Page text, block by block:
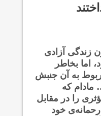
زندگی آزادی
اما بخاطر
به آن جنبش
مادام که
را در مقابل
خود